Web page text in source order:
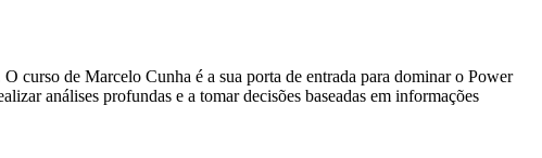
curso de Marcelo Cunha é a sua porta de entrada para dominar o Power
análises profundas e a tomar decisões baseadas em informações